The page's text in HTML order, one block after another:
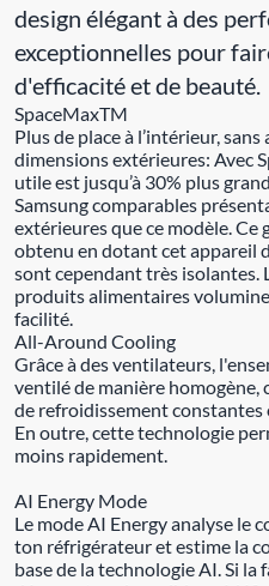
design élégant à des
exceptionnelles pour
d'efficacité et de beauté.
SpaceMaxTM
Plus de place à l’intérieur,
dimensions extérieures: Avec
utile est jusqu’à 30% plus
Samsung comparables
extérieures que ce modèle.
obtenu en dotant cet appareil
sont cependant très isolantes.
produits alimentaires
facilité.
All-Around Cooling
Grâce à des ventilateurs,
ventilé de manière
de refroidissement constantes
En outre, cette technologie
moins rapidement.
AI Energy Mode
Le mode AI Energy analyse
ton réfrigérateur et estime la
base de la technologie AI. Si